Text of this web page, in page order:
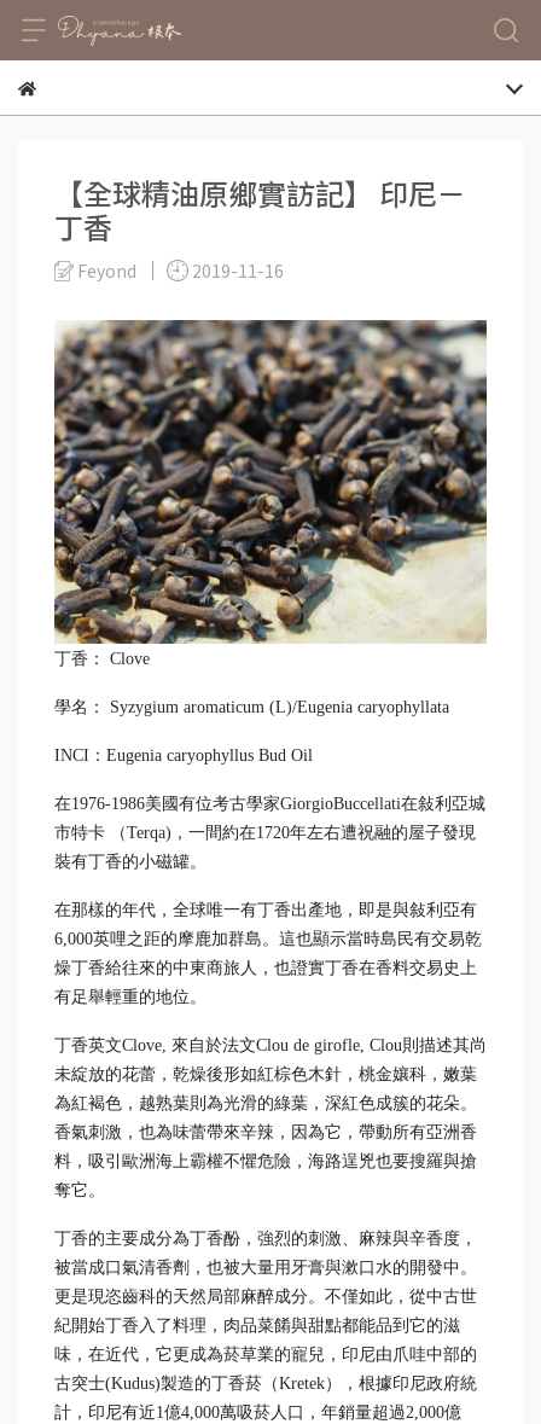
【全球精油原鄉實訪記】 印尼－
丁香
Feyond 2019-11-16
丁香： Clove
學名： Syzygium aromaticum (L)/Eugenia caryophyllata
INCI：Eugenia caryophyllus Bud Oil
在1976-1986美國有位考古學家GiorgioBuccellati在敍利亞城
市特卡 （Terqa)，一間約在1720年左右遭祝融的屋子發現
裝有丁香的小磁罐。
在那樣的年代，全球唯一有丁香出產地，即是與敍利亞有
6,000英哩之距的摩鹿加群島。這也顯示當時島民有交易乾
燥丁香給往來的中東商旅人，也證實丁香在香料交易史上
有足舉輕重的地位。
丁香英文Clove, 來自於法文Clou de girofle, Clou則描述其尚
未綻放的花蕾，乾燥後形如紅棕色木針，桃金孃科，嫩葉
為紅褐色，越熟葉則為光滑的綠葉，深紅色成簇的花朵。
香氣刺激，也為味蕾帶來辛辣，因為它，帶動所有亞洲香
料，吸引歐洲海上霸權不懼危險，海路逞兇也要搜羅與搶
奪它。
丁香的主要成分為丁香酚，強烈的刺激、麻辣與辛香度，
被當成口氣清香劑，也被大量用牙膏與漱口水的開發中。
更是現恣齒科的天然局部麻醉成分。不僅如此，從中古世
紀開始丁香入了料理，肉品菜餚與甜點都能品到它的滋
味，在近代，它更成為菸草業的寵兒，印尼由爪哇中部的
古突士(Kudus)製造的丁香菸（Kretek），根據印尼政府統
計，印尼有近1億4,000萬吸菸人口，年銷量超過2,000億